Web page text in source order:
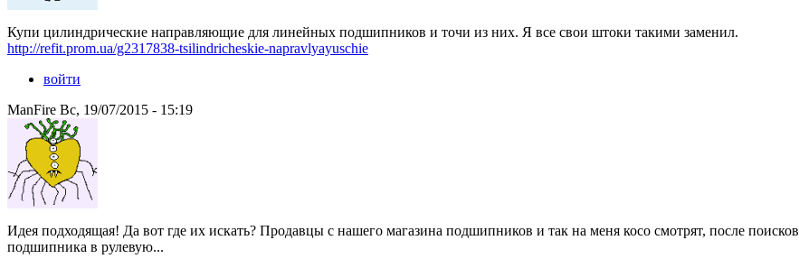
Купи цилиндрические направляющие для линейных подшипников и точи из них. Я все свои штоки такими заменил.
http://refit.prom.ua/g2317838-tsilindricheskie-napravlyayuschie
войти
ManFire Вс, 19/07/2015 - 15:19
Идея подходящая! Да вот где их искать? Продавцы с нашего магазина подшипников и так на меня косо смотрят, после поисков
подшипника в рулевую...